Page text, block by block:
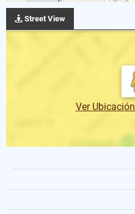
Street View
Ver Ubicación